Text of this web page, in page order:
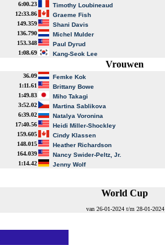
6:00.23 Timothy Loubineaud
12:33.86 Graeme Fish
149.359 Shani Davis
136.790 Michel Mulder
153.348 Paul Dyrud
1:08.69 Kang-Seok Lee
Vrouwen
36.09 Femke Kok
1:11.61 Brittany Bowe
1:49.83 Miho Takagi
3:52.02 Martina Sablikova
6:39.02 Natalya Voronina
17:40.56 Heidi Miller-Shockley
159.605 Cindy Klassen
148.015 Heather Richardson
164.039 Nancy Swider-Peltz, Jr.
1:14.42 Jenny Wolf
World Cup
van 26-01-2024 t/m 28-01-2024